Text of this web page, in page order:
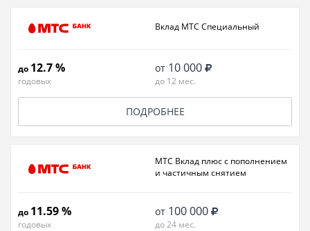
Вклад МТС Специальный
до 12.7 %
годовых
от 10 000
до 12 мес.
ПОДРОБНЕЕ
МТС Вклад плюс с пополнением
и частичным снятием
до 11.59 %
годовых
от 100 000
до 24 мес.